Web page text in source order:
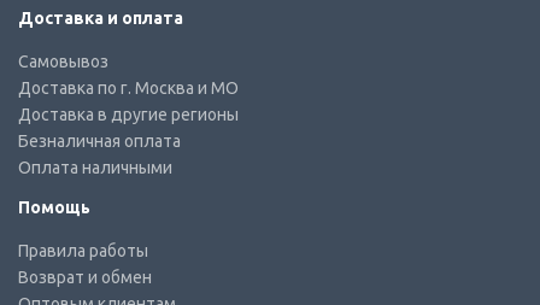
Доставка и оплата
Самовывоз
Доставка по г. Москва и МО
Доставка в другие регионы
Безналичная оплата
Оплата наличными
Помощь
Правила работы
Возврат и обмен